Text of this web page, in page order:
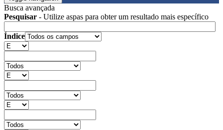
Busca avançada
Pesquisar - Utilize aspas para obter um resultado mais específico
Índice